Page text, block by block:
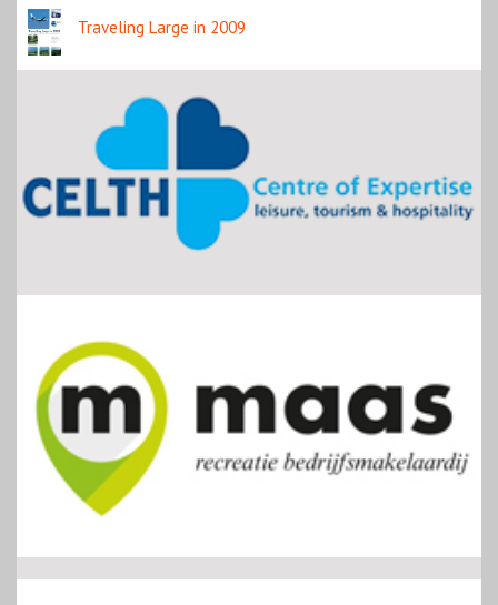
Traveling Large in 2009